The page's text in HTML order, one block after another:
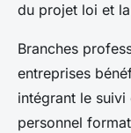
du projet loi et
Branches
entreprises
intégrant le
personnel